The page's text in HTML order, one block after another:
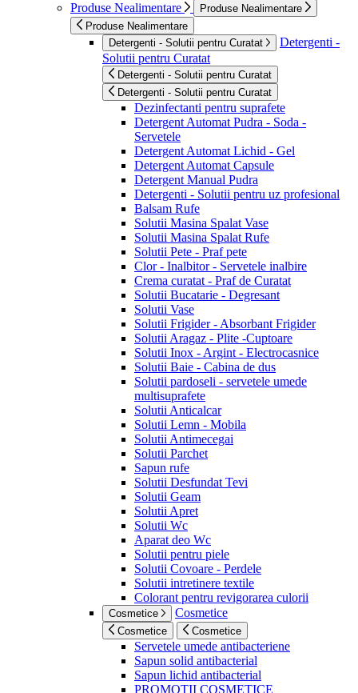
Produse Nealimentare
Produse Nealimentare
Produse Nealimentare
Detergenti - Solutii pentru Curatat
Detergenti -
Solutii pentru Curatat
Detergenti - Solutii pentru Curatat
Detergenti - Solutii pentru Curatat
Dezinfectanti pentru suprafete
Detergent Automat Pudra - Soda -
Servetele
Detergent Automat Lichid - Gel
Detergent Automat Capsule
Detergent Manual Pudra
Detergenti - Solutii pentru uz profesional
Balsam Rufe
Solutii Masina Spalat Vase
Solutii Masina Spalat Rufe
Solutii Pete - Praf pete
Clor - Inalbitor - Servetele inalbire
Crema curatat - Praf de Curatat
Solutii Bucatarie - Degresant
Solutii Vase
Solutii Frigider - Absorbant Frigider
Solutii Aragaz - Plite -Cuptoare
Solutii Inox - Argint - Electrocasnice
Solutii Baie - Cabina de dus
Solutii pardoseli - servetele umede
multisuprafete
Solutii Anticalcar
Solutii Lemn - Mobila
Solutii Antimecegai
Solutii Parchet
Sapun rufe
Solutii Desfundat Tevi
Solutii Geam
Solutii Apret
Solutii Wc
Aparat deo Wc
Solutii pentru piele
Solutii Covoare - Perdele
Solutii intretinere textile
Colorant pentru revigorarea culorii
Cosmetice Cosmetice
Cosmetice Cosmetice
Servetele umede antibacteriene
Sapun solid antibacterial
Sapun lichid antibacterial
PROMOTII COSMETICE